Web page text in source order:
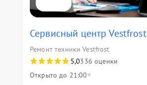
Сервисный центр Vestfrost
Ремонт техники Vestfrost
5,0336 оценки
Открыто до 21:00